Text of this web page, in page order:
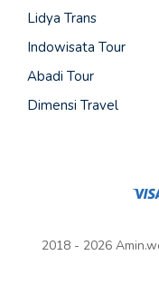
Lidya Trans
Indowisata Tour
Abadi Tour
Dimensi Travel
2018 - 2026